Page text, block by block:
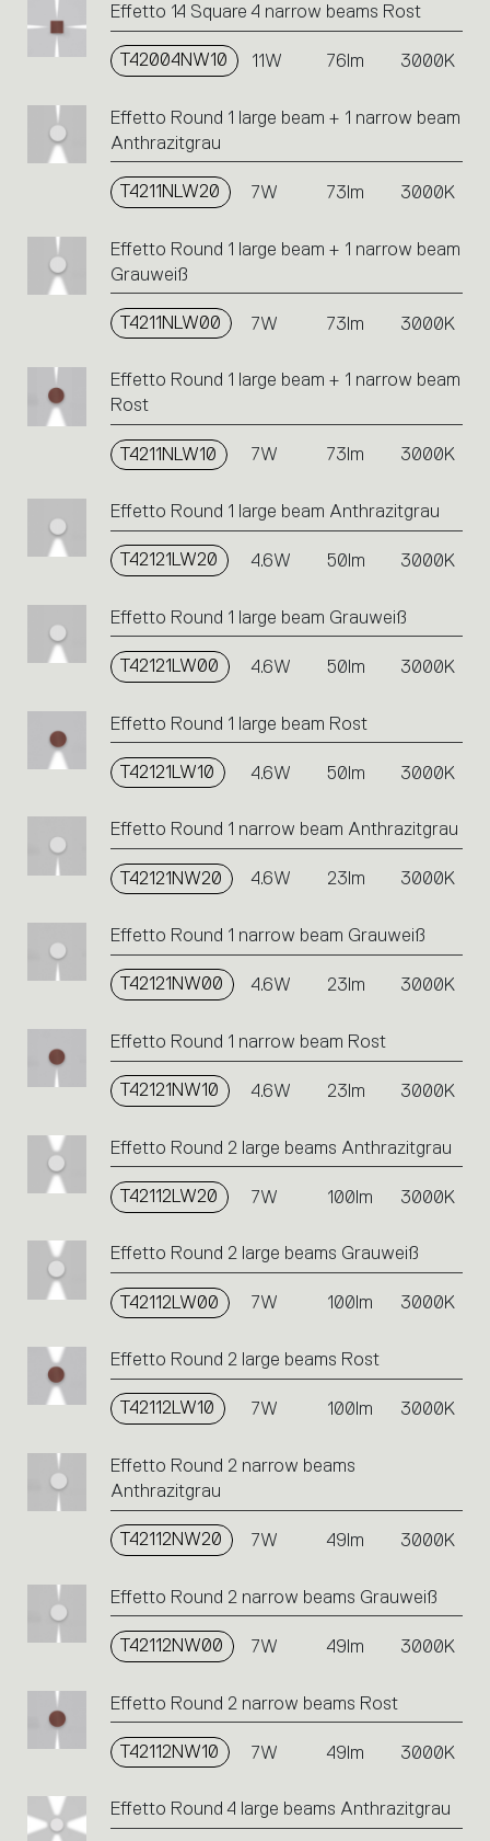
Effetto 14 Square 4 narrow beams Rost
T42004NW10 11W 76lm 3000K
Effetto Round 1 large beam + 1 narrow beam
Anthrazitgrau
T4211NLW20 7W 73lm 3000K
Effetto Round 1 large beam + 1 narrow beam
Grauweiß
T4211NLW00 7W 73lm 3000K
Effetto Round 1 large beam + 1 narrow beam
Rost
T4211NLW10 7W 73lm 3000K
Effetto Round 1 large beam Anthrazitgrau
T42121LW20 4.6W 50lm 3000K
Effetto Round 1 large beam Grauweiß
T42121LW00 4.6W 50lm 3000K
Effetto Round 1 large beam Rost
T42121LW10 4.6W 50lm 3000K
Effetto Round 1 narrow beam Anthrazitgrau
T42121NW20 4.6W 23lm 3000K
Effetto Round 1 narrow beam Grauweiß
T42121NW00 4.6W 23lm 3000K
Effetto Round 1 narrow beam Rost
T42121NW10 4.6W 23lm 3000K
Effetto Round 2 large beams Anthrazitgrau
T42112LW20 7W 100lm 3000K
Effetto Round 2 large beams Grauweiß
T42112LW00 7W 100lm 3000K
Effetto Round 2 large beams Rost
T42112LW10 7W 100lm 3000K
Effetto Round 2 narrow beams
Anthrazitgrau
T42112NW20 7W 49lm 3000K
Effetto Round 2 narrow beams Grauweiß
T42112NW00 7W 49lm 3000K
Effetto Round 2 narrow beams Rost
T42112NW10 7W 49lm 3000K
Effetto Round 4 large beams Anthrazitgrau